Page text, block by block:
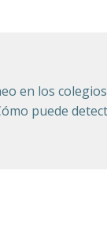
en los
puede